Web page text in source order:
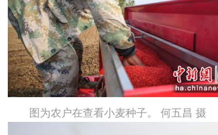
图为农户在查看小麦种子。 何五昌 摄